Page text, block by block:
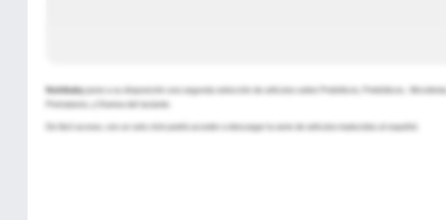
Nutribaby
pone a su disposición una segunda selección de artículos sobre Probóticos, Prebióticos, Microbiota,
De fácil acceso, con un solo click podrá acceder a descargar la serie de artículos traducidos al español.